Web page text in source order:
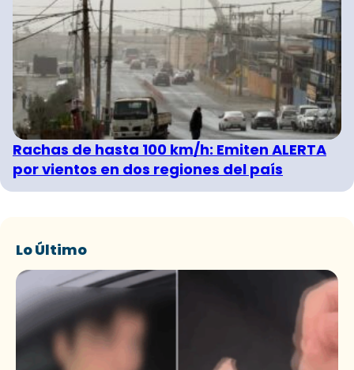
Rachas de hasta 100 km/h: Emiten ALERTA
por vientos en dos regiones del país
Lo Último